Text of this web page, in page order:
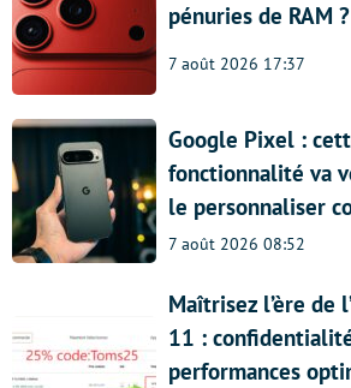
pénuries de RAM ?
7 août 2026 17:37
Google Pixel :
fonctionnalité va
le personnaliser
7 août 2026 08:52
Maîtrisez l’ère de
11 :
performances